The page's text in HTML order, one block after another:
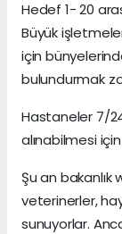
Hedef 1- 20
Büyük
için
bulundurmak
Hastaneler 7/
alınabilmesi
Şu an bakanlık
veterinerler,
sunuyorlar.